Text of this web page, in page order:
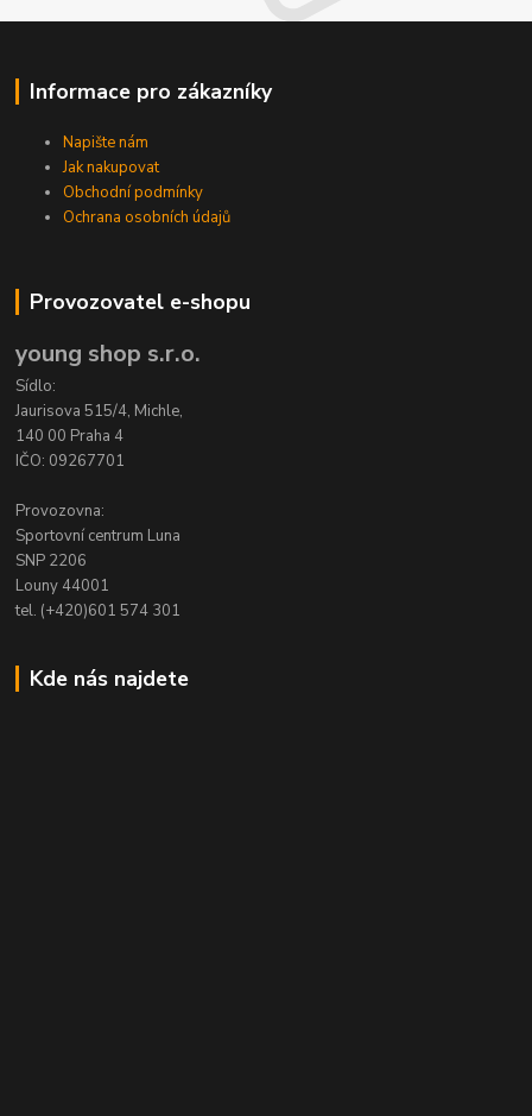
Informace pro zákazníky
Napište nám
Jak nakupovat
Obchodní podmínky
Ochrana osobních údajů
Provozovatel e-shopu
young shop s.r.o.
Sídlo:
Jaurisova 515/4, Michle,
140 00 Praha 4
IČO: 09267701
Provozovna:
Sportovní centrum Luna
SNP 2206
Louny 44001
tel. (+420)601 574 301
Kde nás najdete